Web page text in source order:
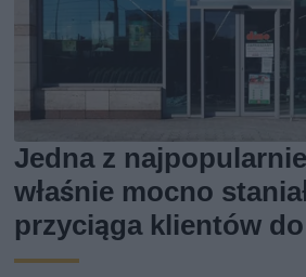
Jedna z
właśnie mocno
przyciąga klientów